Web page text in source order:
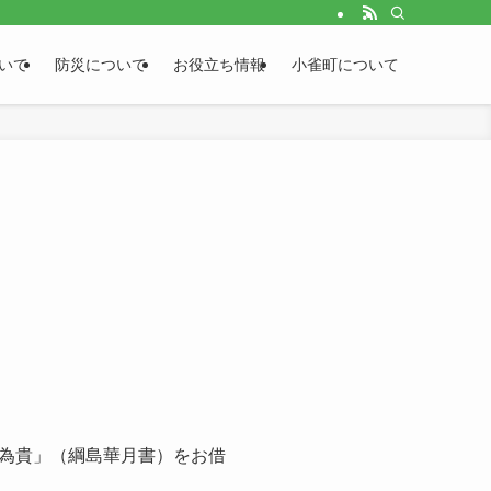
て 防災について お役立ち情報 小雀町について
貴」（綱島華月書）をお借